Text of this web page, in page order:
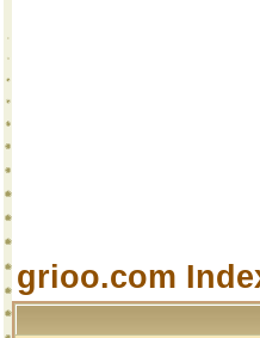
grioo.com